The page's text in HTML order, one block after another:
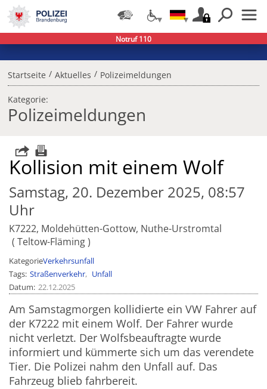
Startseite / Aktuelles / Polizeimeldungen
Kategorie:
Polizeimeldungen
Kollision mit einem Wolf
Samstag, 20. Dezember 2025, 08:57
Uhr
K7222, Moldehütten-Gottow, Nuthe-Urstromtal
Teltow-Fläming
KategorieVerkehrsunfall
Tags Straßenverkehr
Unfall
Datum 22.12.2025
Am Samstagmorgen kollidierte ein VW Fahrer auf
der K7222 mit einem Wolf. Der Fahrer wurde
nicht verletzt. Der Wolfsbeauftragte wurde
informiert und kümmerte sich um das verendete
Tier. Die Polizei nahm den Unfall auf. Das
Fahrzeug blieb fahrbereit.
Notruf 110